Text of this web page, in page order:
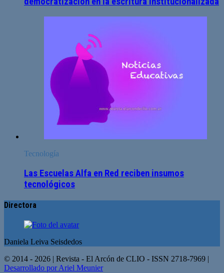
Tecnología
Las Escuelas Alfa en Red reciben insumos
tecnológicos
Directora
Daniela Leiva Seisdedos
© 2014 - 2026 | Revista - El Arcón de CLIO - ISSN 2718-7969 |
Desarrollado por Ariel Meunier